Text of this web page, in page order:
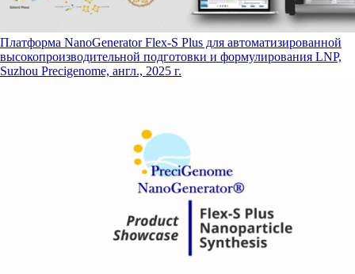
Платформа NanoGenerator Flex-S Plus для автоматизированной
высокопроизводительной подготовки и формулирования LNP,
Suzhou Precigenome, англ., 2025 г.